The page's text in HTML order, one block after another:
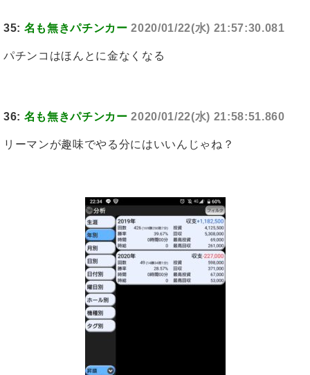
35: 名も無きパチンカー 2020/01/22(水) 21:57:30.081
パチンコはほんとに金なくなる
36: 名も無きパチンカー 2020/01/22(水) 21:58:51.860
リーマンが趣味でやる分にはいいんじゃね？